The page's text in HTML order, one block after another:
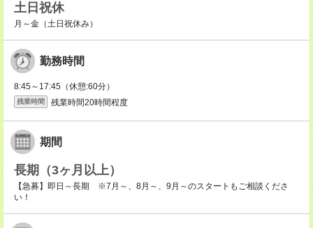
土日祝休
月～金（土日祝休み）
勤務時間
8:45～17:45（休憩:60分）
残業時間 残業時間20時間程度
期間
長期（3ヶ月以上）
【急募】即日～長期 ※7月～、8月～、9月～のスタートもご相談くださ
い！